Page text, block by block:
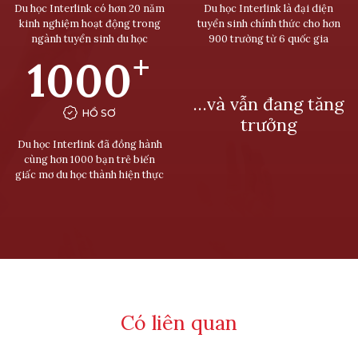
Du học Interlink có hơn 20 năm
kinh nghiệm hoạt động trong
ngành tuyển sinh du học
Du học Interlink là đại diện
tuyển sinh chính thức cho hơn
900 trường từ 6 quốc gia
1000+
HỒ SƠ
Du học Interlink đã đồng hành
cùng hơn 1000 bạn trẻ biến
giấc mơ du học thành hiện thực
…và vẫn đang tăng
trưởng
Có liên quan